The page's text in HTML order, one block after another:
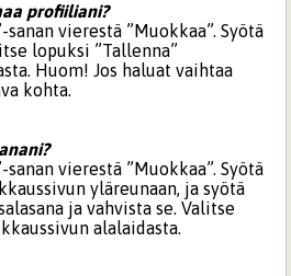
profiiliani?
vierestä ”Muokkaa”. Syötä
lopuksi ”Tallenna”
Huom! Jos haluat vaihtaa
kohta.
vierestä ”Muokkaa”. Syötä
yläreunaan, ja syötä
ja vahvista se. Valitse
alalaidasta.